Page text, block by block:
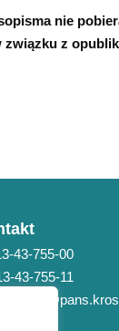
nie
z
43-755-00
43-755-11